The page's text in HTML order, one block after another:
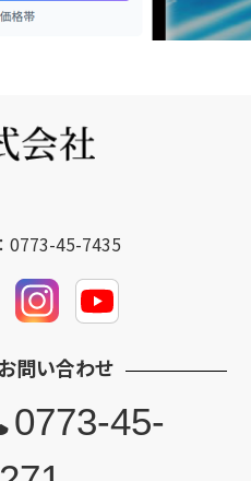
0773-45-7435
問い合わせ
0773-45-